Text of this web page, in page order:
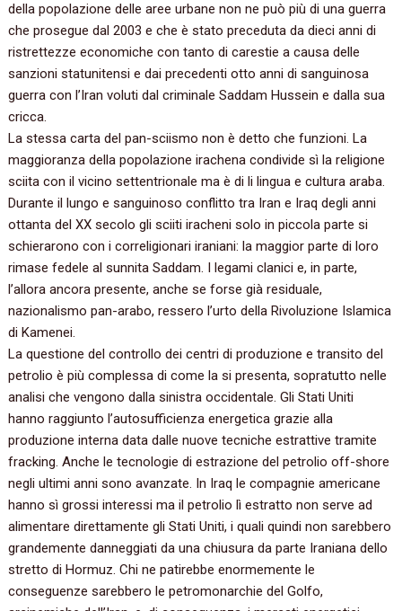
della popolazione delle aree urbane non ne può più di una guerra
che prosegue dal 2003 e che è stato preceduta da dieci anni di
ristrettezze economiche con tanto di carestie a causa delle
sanzioni statunitensi e dai precedenti otto anni di sanguinosa
guerra con l’Iran voluti dal criminale Saddam Hussein e dalla sua
cricca.
La stessa carta del pan-sciismo non è detto che funzioni. La
maggioranza della popolazione irachena condivide sì la religione
sciita con il vicino settentrionale ma è di li lingua e cultura araba.
Durante il lungo e sanguinoso conflitto tra Iran e Iraq degli anni
ottanta del XX secolo gli sciiti iracheni solo in piccola parte si
schierarono con i correligionari iraniani: la maggior parte di loro
rimase fedele al sunnita Saddam. I legami clanici e, in parte,
l’allora ancora presente, anche se forse già residuale,
nazionalismo pan-arabo, ressero l’urto della Rivoluzione Islamica
di Kamenei.
La questione del controllo dei centri di produzione e transito del
petrolio è più complessa di come la si presenta, sopratutto nelle
analisi che vengono dalla sinistra occidentale. Gli Stati Uniti
hanno raggiunto l’autosufficienza energetica grazie alla
produzione interna data dalle nuove tecniche estrattive tramite
fracking. Anche le tecnologie di estrazione del petrolio off-shore
negli ultimi anni sono avanzate. In Iraq le compagnie americane
hanno sì grossi interessi ma il petrolio lì estratto non serve ad
alimentare direttamente gli Stati Uniti, i quali quindi non sarebbero
grandemente danneggiati da una chiusura da parte Iraniana dello
stretto di Hormuz. Chi ne patirebbe enormemente le
conseguenze sarebbero le petromonarchie del Golfo,